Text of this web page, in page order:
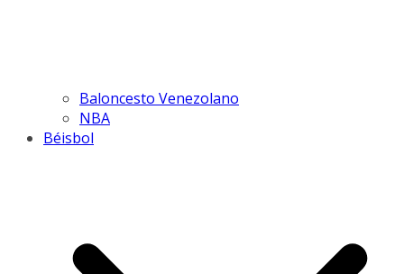
Baloncesto Venezolano
NBA
Béisbol